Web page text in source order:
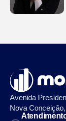
Avenida
Nova